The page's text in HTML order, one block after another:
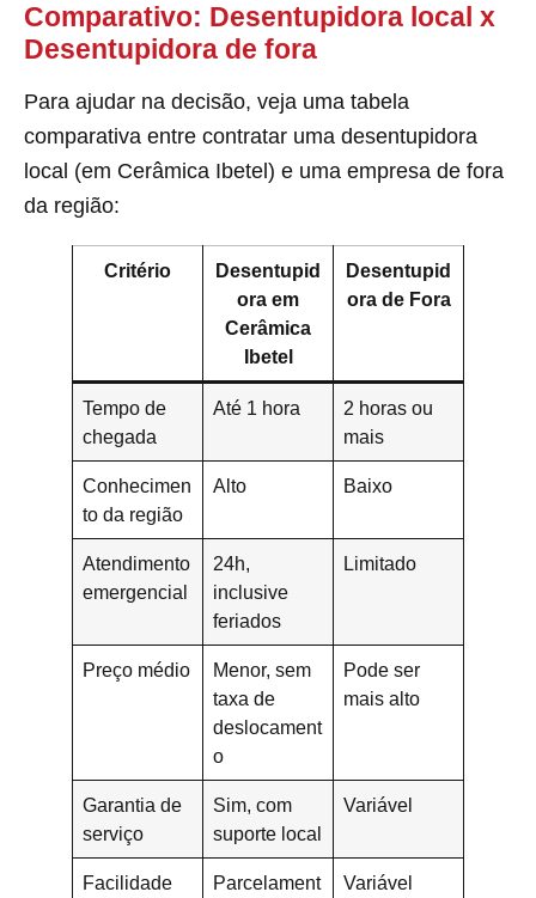
Comparativo: Desentupidora local x
Desentupidora de fora
Para ajudar na decisão, veja uma tabela
comparativa entre contratar uma desentupidora
local (em Cerâmica Ibetel) e uma empresa de fora
da região:
Critério
Desentupid
ora em
Cerâmica
Ibetel
Desentupid
ora de Fora
Tempo de
chegada
Até 1 hora
2 horas ou
mais
Conhecimen
to da região
Alto Baixo
Atendimento
emergencial
24h,
inclusive
feriados
Limitado
Preço médio
Menor, sem
taxa de
deslocament
o
Pode ser
mais alto
Garantia de
serviço
Sim, com
suporte local
Variável
Facilidade Parcelament Variável